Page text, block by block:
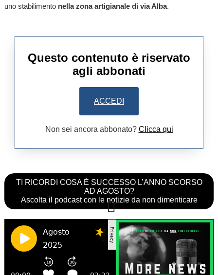
uno stabilimento nella zona artigianale di via Alba.
Questo contenuto è riservato
agli abbonati
ACCEDI
Non sei ancora abbonato? Clicca qui
TI RICORDI COSA È SUCCESSO L’ANNO SCORSO
AD AGOSTO?
Ascolta il podcast con le notizie da non dimenticare